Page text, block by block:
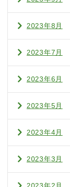
2023年8月
2023年7月
2023年6月
2023年5月
2023年4月
2023年3月